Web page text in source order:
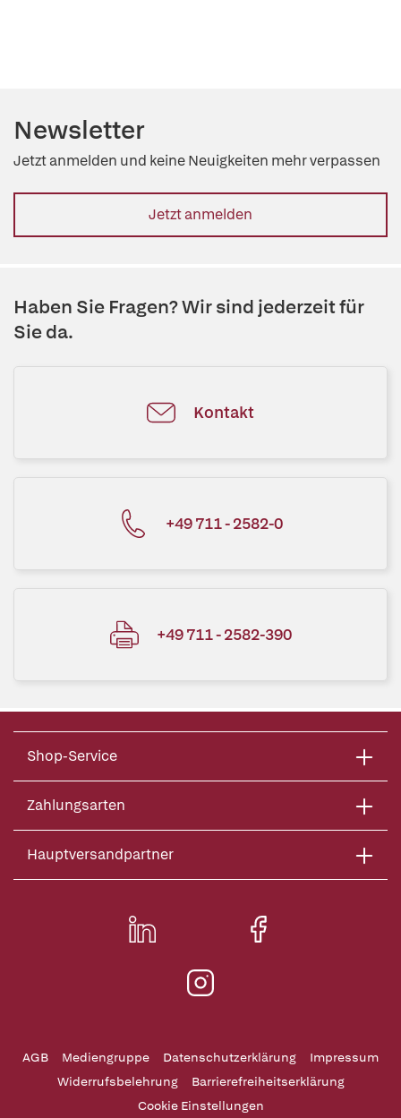
Newsletter
Jetzt anmelden und keine Neuigkeiten mehr verpassen
Jetzt anmelden
Haben Sie Fragen? Wir sind jederzeit für
Sie da.
Kontakt
+49 711 - 2582-0
+49 711 - 2582-390
Shop-Service
Zahlungsarten
Hauptversandpartner
AGB Mediengruppe Datenschutzerklärung
Impressum
Widerrufsbelehrung
Barrierefreiheitserklärung
Cookie Einstellungen